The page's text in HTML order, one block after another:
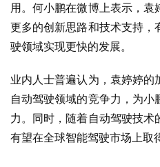
用。何小鹏在微博上表示，
更多的创新思路和技术支持，
驶领域实现更快的发展。
业内人士普遍认为，袁婷婷
自动驾驶领域的竞争力，为
力。同时，随着自动驾驶技
有望在全球智能驾驶市场上取